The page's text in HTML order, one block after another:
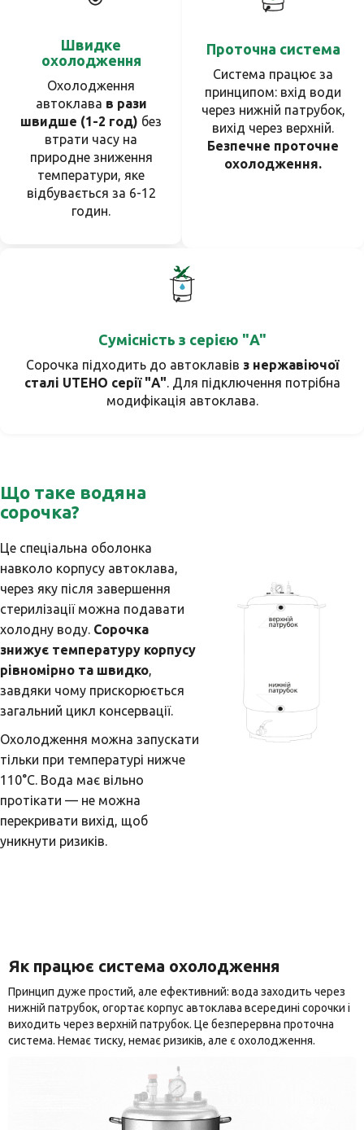
Швидке
охолодження
Охолодження
автоклава в рази
швидше (1-2 год) без
втрати часу на
природне зниження
температури, яке
відбувається за 6-12
годин.
Проточна система
Система працює за
принципом: вхід води
через нижній патрубок,
вихід через верхній.
Безпечне проточне
охолодження.
Сумісність з серією "A"
Сорочка підходить до автоклавів з нержавіючої
сталі UTEHO серії "A". Для підключення потрібна
модифікація автоклава.
Що таке водяна
сорочка?
Це спеціальна оболонка
навколо корпусу автоклава,
через яку після завершення
стерилізації можна подавати
холодну воду. Сорочка
знижує температуру корпусу
рівномірно та швидко,
завдяки чому прискорюється
загальний цикл консервації.
Охолодження можна запускати
тільки при температурі нижче
110°C. Вода має вільно
протікати — не можна
перекривати вихід, щоб
уникнути ризиків.
Як працює система охолодження
Принцип дуже простий, але ефективний: вода заходить через
нижній патрубок, огортає корпус автоклава всередині сорочки і
виходить через верхній патрубок. Це безперервна проточна
система. Немає тиску, немає ризиків, але є охолодження.